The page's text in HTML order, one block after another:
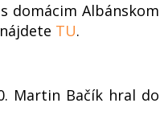
domácim Albánskom
TU.
Martin Bačík hral do